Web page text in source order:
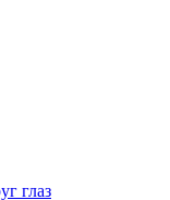
глаз